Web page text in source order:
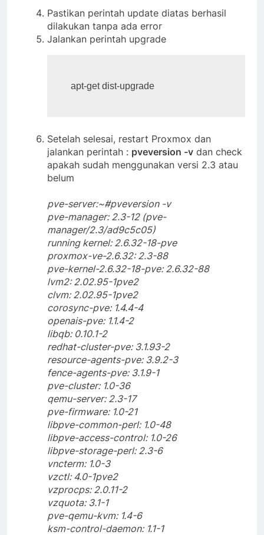
Pastikan perintah update diatas berhasil
dilakukan tanpa ada error
Jalankan perintah upgrade
apt-get dist-upgrade
Setelah selesai, restart Proxmox dan
jalankan perintah : pveversion -v dan check
apakah sudah menggunakan versi 2.3 atau
belum
pve-server:~#pveversion -v
pve-manager: 2.3-12 (pve-
manager/2.3/ad9c5c05)
running kernel: 2.6.32-18-pve
proxmox-ve-2.6.32: 2.3-88
pve-kernel-2.6.32-18-pve: 2.6.32-88
lvm2: 2.02.95-1pve2
clvm: 2.02.95-1pve2
corosync-pve: 1.4.4-4
openais-pve: 1.1.4-2
libqb: 0.10.1-2
redhat-cluster-pve: 3.1.93-2
resource-agents-pve: 3.9.2-3
fence-agents-pve: 3.1.9-1
pve-cluster: 1.0-36
qemu-server: 2.3-17
pve-firmware: 1.0-21
libpve-common-perl: 1.0-48
libpve-access-control: 1.0-26
libpve-storage-perl: 2.3-6
vncterm: 1.0-3
vzctl: 4.0-1pve2
vzprocps: 2.0.11-2
vzquota: 3.1-1
pve-qemu-kvm: 1.4-6
ksm-control-daemon: 1.1-1